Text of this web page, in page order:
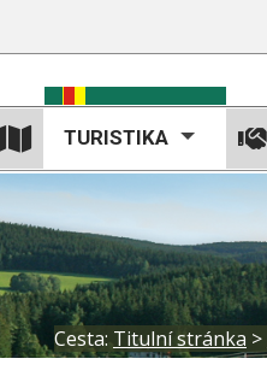
TURISTIKA
Cesta: Titulní stránka >